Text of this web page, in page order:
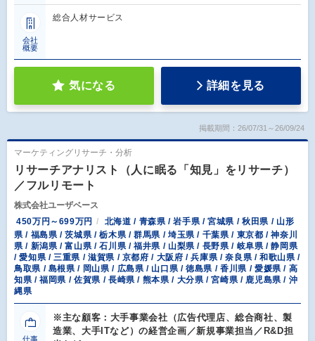
会社
概要
総合人材サービス
気になる 詳細を見る
掲載期間：26/07/31～26/09/24
マーケティングリサーチ・分析
リサーチアナリスト（人に眠る「知見」をリサーチ）
／フルリモート
株式会社ユーザベース
450万円～699万円
北海道 / 青森県 / 岩手県 / 宮城県 / 秋田県 / 山形
県 / 福島県 / 茨城県 / 栃木県 / 群馬県 / 埼玉県 / 千葉県 / 東京都 / 神奈川
県 / 新潟県 / 富山県 / 石川県 / 福井県 / 山梨県 / 長野県 / 岐阜県 / 静岡県
/ 愛知県 / 三重県 / 滋賀県 / 京都府 / 大阪府 / 兵庫県 / 奈良県 / 和歌山県 /
鳥取県 / 島根県 / 岡山県 / 広島県 / 山口県 / 徳島県 / 香川県 / 愛媛県 / 高
知県 / 福岡県 / 佐賀県 / 長崎県 / 熊本県 / 大分県 / 宮崎県 / 鹿児島県 / 沖
縄県
仕事
※主な顧客：大手事業会社（広告代理店、総合商社、製
造業、大手ITなど）の経営企画／新規事業担当／R&D担